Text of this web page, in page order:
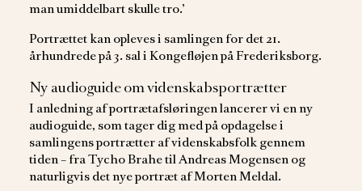
man umiddelbart skulle tro.’
Portrættet kan opleves i samlingen for det 21.
århundrede på 3. sal i Kongefløjen på Frederiksborg.
Ny audioguide om videnskabsportrætter
I anledning af portrætafsløringen lancerer vi en ny
audioguide, som tager dig med på opdagelse i
samlingens portrætter af videnskabsfolk gennem
tiden – fra Tycho Brahe til Andreas Mogensen og
naturligvis det nye portræt af Morten Meldal.